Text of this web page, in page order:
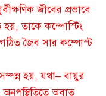
জীবের প্রভাবে
হয়, তাকে কম্পোস্টিং
জৈব সার কম্পোস্ট
হয়, যথা– বায়ুর
অবাত